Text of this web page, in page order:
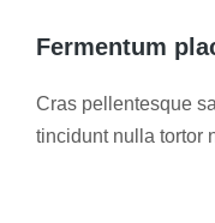
Fermentum
Cras pellentesque
tincidunt nulla tortor